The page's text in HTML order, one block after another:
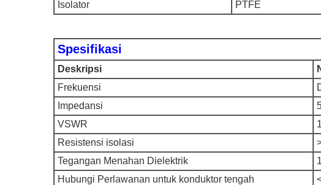
Isolator
PTFE
Spesifikasi
Deskripsi
Frekuensi
Impedansi
VSWR
Resistensi isolasi
Tegangan Menahan Dielektrik
Hubungi Perlawanan untuk konduktor tengah